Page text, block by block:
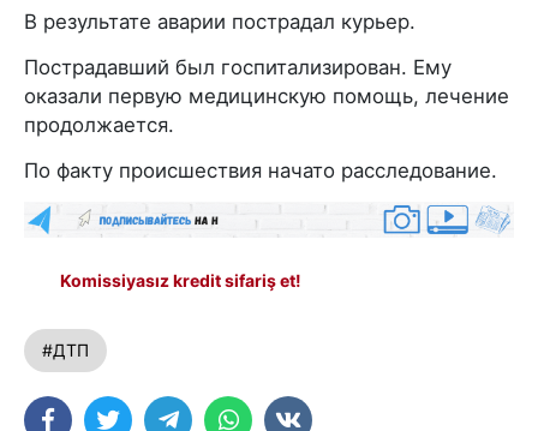
В результате аварии пострадал курьер.
Пострадавший был госпитализирован. Ему
оказали первую медицинскую помощь, лечение
продолжается.
По факту происшествия начато расследование.
Komissiyasız kredit sifariş et!
#ДТП